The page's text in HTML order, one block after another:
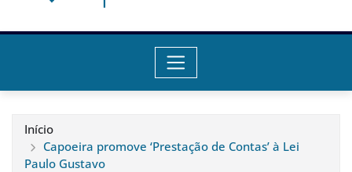
Início
Capoeira promove ‘Prestação de Contas’ à Lei
Paulo Gustavo